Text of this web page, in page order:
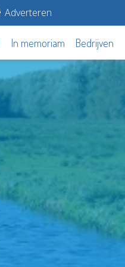
Adverteren
In memoriam Bedrijven